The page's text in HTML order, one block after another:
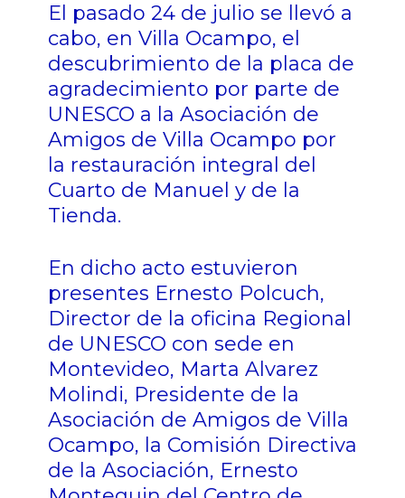
El pasado 24 de julio se llevó a
cabo, en Villa Ocampo, el
descubrimiento de la placa de
agradecimiento por parte de
UNESCO a la Asociación de
Amigos de Villa Ocampo por
la restauración integral del
Cuarto de Manuel y de la
Tienda.
En dicho acto estuvieron
presentes Ernesto Polcuch,
Director de la oficina Regional
de UNESCO con sede en
Montevideo, Marta Alvarez
Molindi, Presidente de la
Asociación de Amigos de Villa
Ocampo, la Comisión Directiva
de la Asociación, Ernesto